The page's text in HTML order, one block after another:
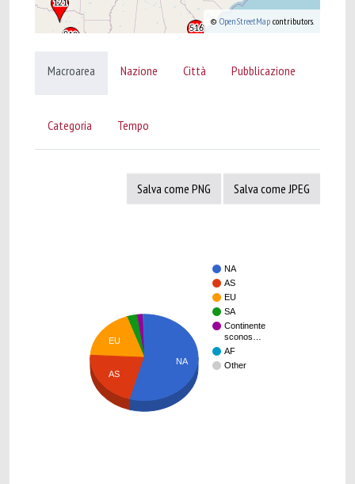
© OpenStreetMap contributors.
Macroarea Nazione Città Pubblicazione
Categoria Tempo
Salva come PNG Salva come JPEG
NA
AS
EU
SA
Continente
sconos…
AF
Other
EU
AS
NA